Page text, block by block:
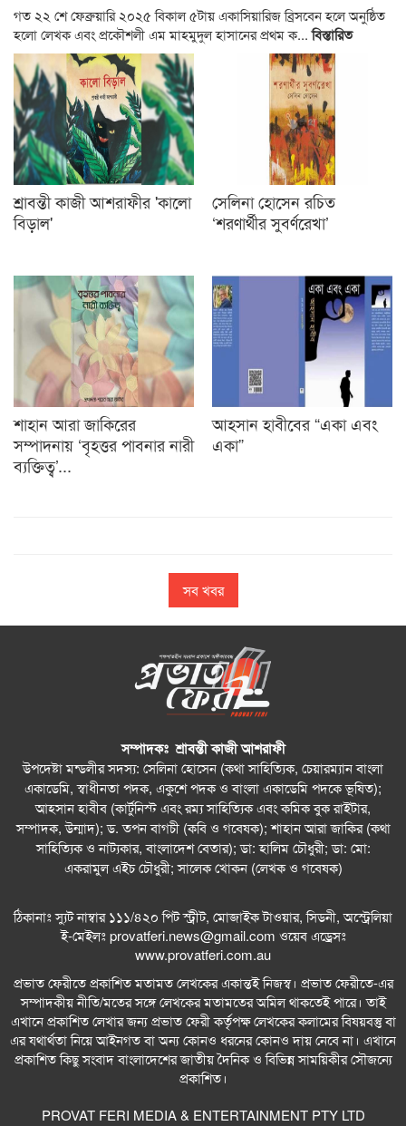
গত ২২ শে ফেব্রুয়ারি ২০২৫ বিকাল ৫টায় একাসিয়ারিজ ব্রিসবেন হলে অনুষ্ঠিত
হলো লেখক এবং প্রকৌশলী এম মাহমুদুল হাসানের প্রথম ক‍...বিস্তারিত
শ্রাবন্তী কাজী আশরাফীর 'কালো
বিড়াল'
সেলিনা হোসেন রচিত
‘শরণার্থীর সুবর্ণরেখা’
শাহান আরা জাকিরের
সম্পাদনায় ‘বৃহত্তর পাবনার নারী
ব্যক্তিত্ব’...
আহসান হাবীবের “একা এবং
একা”
সব খবর
সম্পাদকঃ শ্রাবন্তী কাজী আশরাফী
উপদেষ্টা মন্ডলীর সদস্য: সেলিনা হোসেন (কথা সাহিত্যিক, চেয়ারম্যান বাংলা
একাডেমি, স্বাধীনতা পদক, একুশে পদক ও বাংলা একাডেমি পদকে ভূষিত);
আহসান হাবীব (কার্টুনিস্ট এবং রম্য সাহিত্যিক এবং কমিক বুক রাইটার,
সম্পাদক, উন্মাদ); ড. তপন বাগচী (কবি ও গবেষক); শাহান আরা জাকির (কথা
সাহিত্যিক ও নাট্যকার, বাংলাদেশ বেতার); ডা: হালিম চৌধুরী; ডা: মো:
একরামুল এইচ চৌধুরী; সালেক খোকন (লেখক ও গবেষক)
ঠিকানাঃ স্যুট নাম্বার ১১১/৪২০ পিট স্ট্রীট, মোজাইক টাওয়ার, সিডনী, অস্ট্রেলিয়া
ই-মেইলঃprovatferi.news@gmail.com ওয়েব এড্রেসঃ
www.provatferi.com.au
প্রভাত ফেরীতে প্রকাশিত মতামত লেখকের একান্তই নিজস্ব। প্রভাত ফেরীতে-এর
সম্পাদকীয় নীতি/মতের সঙ্গে লেখকের মতামতের অমিল থাকতেই পারে। তাই
এখানে প্রকাশিত লেখার জন্য প্রভাত ফেরী কর্তৃপক্ষ লেখকের কলামের বিষয়বস্তু বা
এর যথার্থতা নিয়ে আইনগত বা অন্য কোনও ধরনের কোনও দায় নেবে না। এখানে
প্রকাশিত কিছু সংবাদ বাংলাদেশের জাতীয় দৈনিক ও বিভিন্ন সাময়িকীর সৌজন্যে
প্রকাশিত।
PROVAT FERI MEDIA & ENTERTAINMENT PTY LTD